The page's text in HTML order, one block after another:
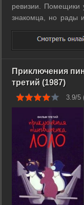
ревизии. Помещики
знакомца, но рады
налоги за учтенных
живых. В
совершить с
Приключения
третий (1987)
3.9/5